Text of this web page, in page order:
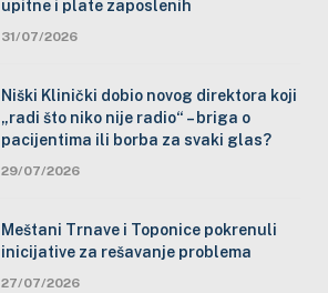
upitne i plate zaposlenih
31/07/2026
Niški Klinički dobio novog direktora koji
„radi što niko nije radio“ – briga o
pacijentima ili borba za svaki glas?
29/07/2026
Meštani Trnave i Toponice pokrenuli
inicijative za rešavanje problema
27/07/2026